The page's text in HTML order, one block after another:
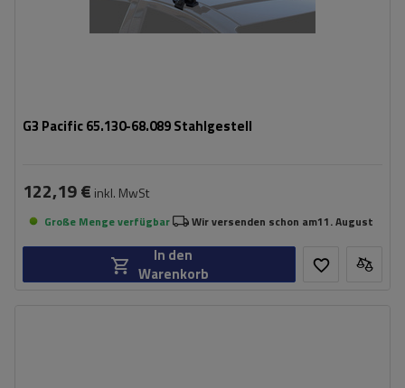
G3 Pacific 65.130-68.089 Stahlgestell
122,19 € inkl. MwSt
Große Menge verfügbar Wir versenden schon am11. August
In den
Warenkorb